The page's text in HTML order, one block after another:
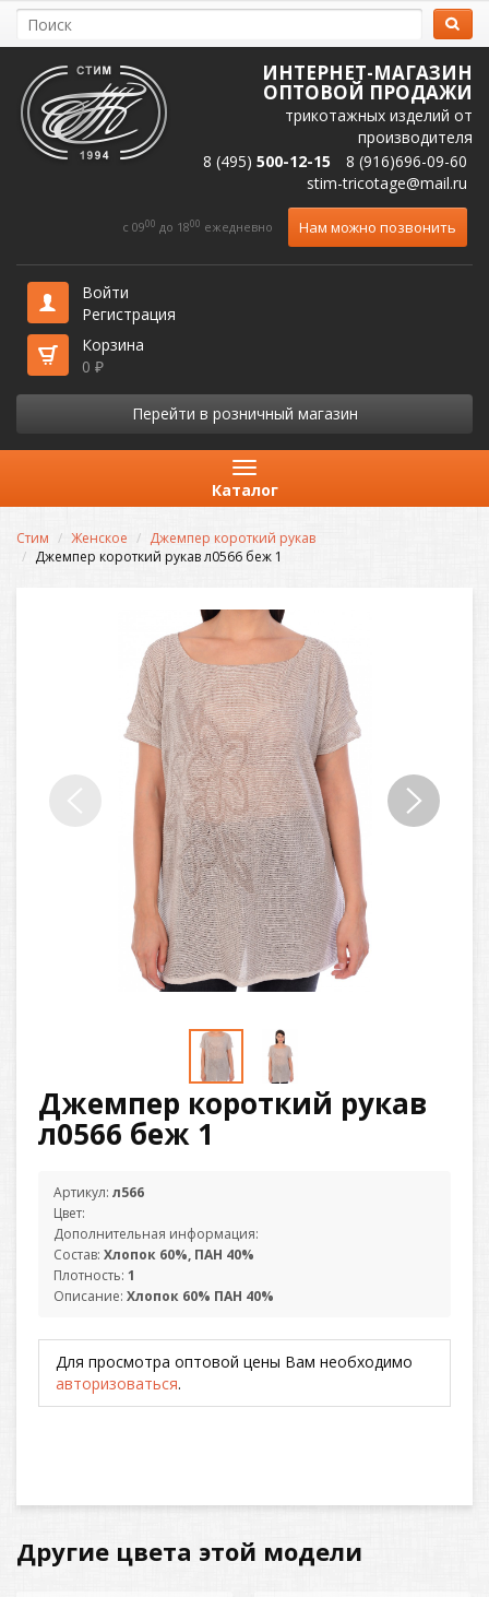
ИНТЕРНЕТ-МАГАЗИН
ОПТОВОЙ ПРОДАЖИ
трикотажных изделий от
производителя
8 (495) 500-12-15
8 (916)696-09-60
stim-tricotage@mail.ru
c 0900 до 1800 ежедневно Нам можно позвонить
Войти
Регистрация
Корзина
0 ₽
Перейти в розничный магазин
Каталог
Стим Женское
Джемпер короткий рукав
Джемпер короткий рукав л0566 беж 1
Джемпер короткий рукав
л0566 беж 1
Артикул: л566
Цвет:
Дополнительная информация:
Состав: Хлопок 60%, ПАН 40%
Плотность: 1
Описание: Хлопок 60% ПАН 40%
Для просмотра оптовой цены Вам необходимо
авторизоваться.
Другие цвета этой модели